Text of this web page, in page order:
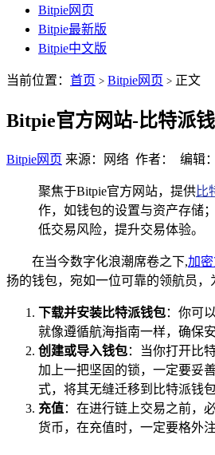
Bitpie网页
Bitpie最新版
Bitpie中文版
当前位置： 首页 > Bitpie网页 > 正文
Bitpie官方网站-比特派
Bitpie网页 来源：网络 作者： 编辑
聚焦于Bitpie官方网站，提供比
作，如钱包的设置与资产存储
低交易风险，提升交易体验。
在当今数字化浪潮席卷之下,加
扬的钱包，宛如一位可靠的领航员
下载并安装比特派钱包：你可
就像遵循航海指南一样，确保
创建或导入钱包：当你打开比
加上一把坚固的锁，一定要妥
式，将其无缝迁移到比特派钱包
充值：在进行链上交易之前，
货币，在充值时，一定要格外